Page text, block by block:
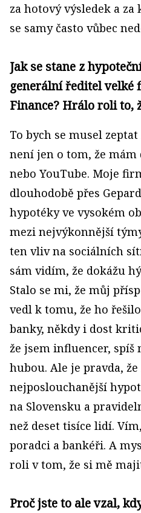
za hotový výsledek a
se samy často vůbec
Jak se stane z
generální ředitel velké
Finance? Hrálo roli to,
To bych se musel
není jen o tom, že
nebo YouTube. Moje
dlouhodobě přes
hypotéky ve vysokém
mezi nejvýkonnější
ten vliv na sociálních
sám vidím, že dokážu
Stalo se mi, že můj
vedl k tomu, že ho
banky, někdy i dost
že jsem influencer, spíš
hubou. Ale je pravda,
nejposlouchanější
na Slovensku a
než deset tisíce lidí.
poradci a bankéři. A
roli v tom, že si mě
Proč jste to ale vzal,